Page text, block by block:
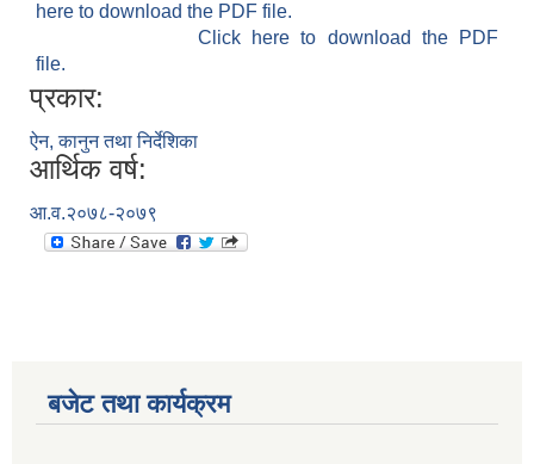
here to download the PDF file.
Click here to download the PDF
file.
प्रकार:
ऐन, कानुन तथा निर्देशिका
आर्थिक वर्ष:
आ.व.२०७८-२०७९
बजेट तथा कार्यक्रम